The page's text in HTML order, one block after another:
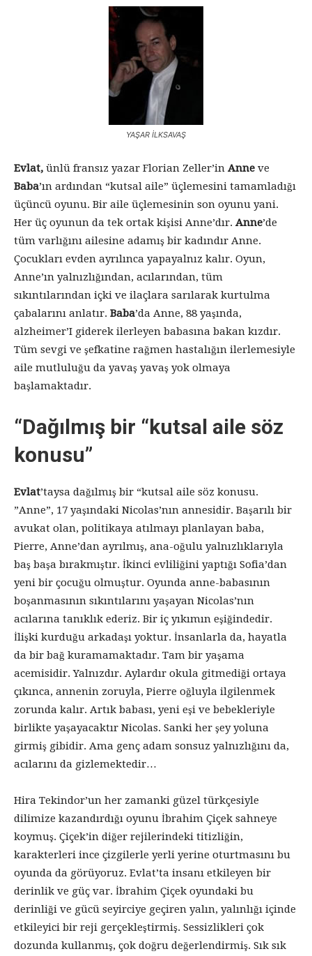
YAŞAR İLKSAVAŞ
Evlat, ünlü fransız yazar Florian Zeller’in Anne ve
Baba’ın ardından “kutsal aile” üçlemesini tamamladığı
üçüncü oyunu. Bir aile üçlemesinin son oyunu yani.
Her üç oyunun da tek ortak kişisi Anne’dır. Anne’de
tüm varlığını ailesine adamış bir kadındır Anne.
Çocukları evden ayrılınca yapayalnız kalır. Oyun,
Anne’ın yalnızlığından, acılarından, tüm
sıkıntılarından içki ve ilaçlara sarılarak kurtulma
çabalarını anlatır. Baba’da Anne, 88 yaşında,
alzheimer’I giderek ilerleyen babasına bakan kızdır.
Tüm sevgi ve şefkatine rağmen hastalığın ilerlemesiyle
aile mutluluğu da yavaş yavaş yok olmaya
başlamaktadır.
“Dağılmış bir “kutsal aile söz
konusu”
Evlat’taysa dağılmış bir “kutsal aile söz konusu.
”Anne”, 17 yaşındaki Nicolas’nın annesidir. Başarılı bir
avukat olan, politikaya atılmayı planlayan baba,
Pierre, Anne’dan ayrılmış, ana-oğulu yalnızlıklarıyla
baş başa bırakmıştır. İkinci evliliğini yaptığı Sofia’dan
yeni bir çocuğu olmuştur. Oyunda anne-babasının
boşanmasının sıkıntılarını yaşayan Nicolas’nın
acılarına tanıklık ederiz. Bir iç yıkımın eşiğindedir.
İlişki kurduğu arkadaşı yoktur. İnsanlarla da, hayatla
da bir bağ kuramamaktadır. Tam bir yaşama
acemisidir. Yalnızdır. Aylardır okula gitmediği ortaya
çıkınca, annenin zoruyla, Pierre oğluyla ilgilenmek
zorunda kalır. Artık babası, yeni eşi ve bebekleriyle
birlikte yaşayacaktır Nicolas. Sanki her şey yoluna
girmiş gibidir. Ama genç adam sonsuz yalnızlığını da,
acılarını da gizlemektedir…
Hira Tekindor’un her zamanki güzel türkçesiyle
dilimize kazandırdığı oyunu İbrahim Çiçek sahneye
koymuş. Çiçek’in diğer rejilerindeki titizliğin,
karakterleri ince çizgilerle yerli yerine oturtmasını bu
oyunda da görüyoruz. Evlat’ta insanı etkileyen bir
derinlik ve güç var. İbrahim Çiçek oyundaki bu
derinliği ve gücü seyirciye geçiren yalın, yalınlığı içinde
etkileyici bir reji gerçekleştirmiş. Sessizlikleri çok
dozunda kullanmış, çok doğru değerlendirmiş. Sık sık